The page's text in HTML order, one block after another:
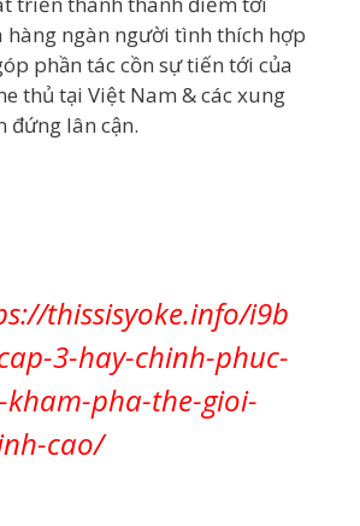
hàng ngàn người tình thích hợp
phần tác cồn sự tiến tới của
thủ tại Việt Nam & các xung
đứng lân cận.
thissisyoke.info/i9b
3-hay-chinh-phuc-
kham-pha-the-gioi-
cao/